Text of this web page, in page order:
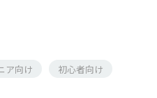
ア向け
初心者向け